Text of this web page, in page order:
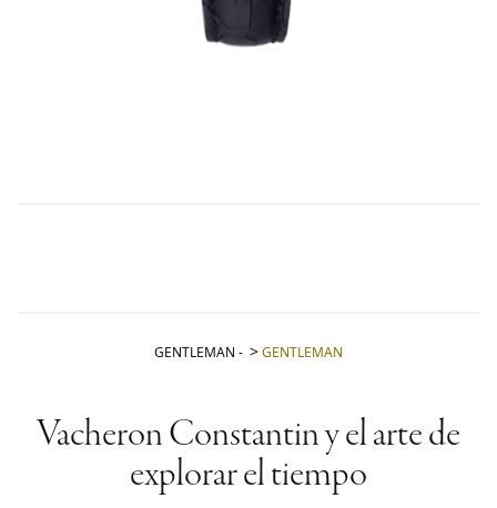
GENTLEMAN - GENTLEMAN
Vacheron Constantin y el arte de
explorar el tiempo